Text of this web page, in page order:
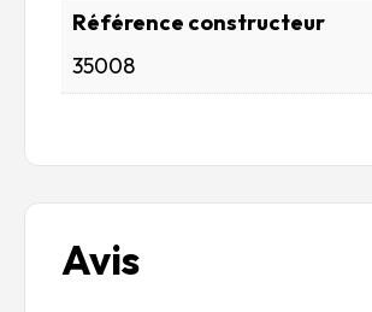
Référence constructeur
35008
Avis